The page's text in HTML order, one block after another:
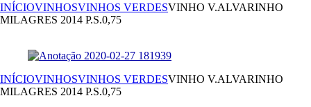
INÍCIOVINHOSVINHOS VERDESVINHO V.ALVARINHO
MILAGRES 2014 P.S.0,75
INÍCIOVINHOSVINHOS VERDESVINHO V.ALVARINHO
MILAGRES 2014 P.S.0,75